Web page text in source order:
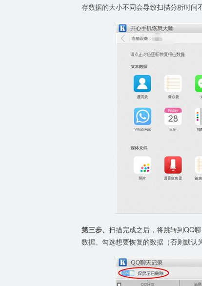
存数据的大小不同会导致扫描分析时间
第三步、 扫描完成之后，将跳转到QQ
数据。勾选想要恢复的数据（否则默认